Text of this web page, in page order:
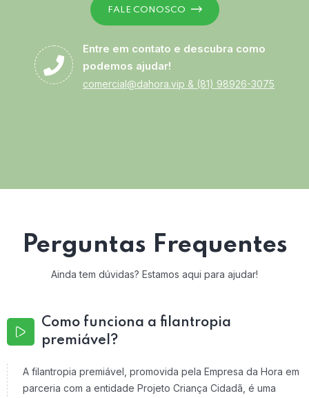
FALE CONOSCO
Entre em contato e descubra como
podemos ajudar!
comercial@dahora.vip & (81) 98926-3075
Perguntas Frequentes
Ainda tem dúvidas? Estamos aqui para ajudar!
Como funciona a filantropia
premiável?
A filantropia premiável, promovida pela Empresa da Hora em
parceria com a entidade Projeto Criança Cidadã, é uma